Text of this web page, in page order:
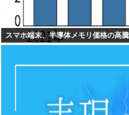
スマホ端末、半導体メモリ価格の高